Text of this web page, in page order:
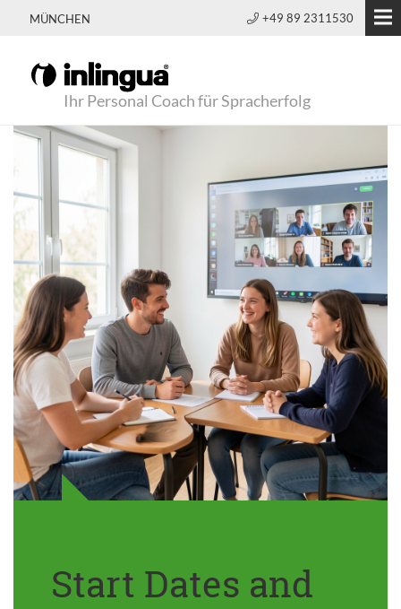
MÜNCHEN +49 89 2311530
Ihr Personal Coach für Spracherfolg
Start Dates and